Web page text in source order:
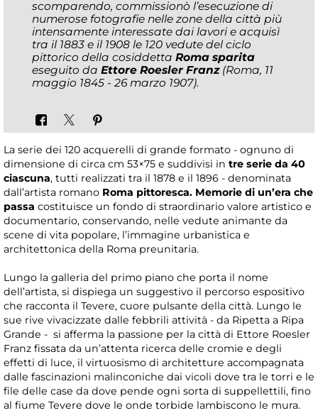
scomparendo, commissionò l’esecuzione di
numerose fotografie nelle zone della città più
intensamente interessate dai lavori e acquisì
tra il 1883 e il 1908 le 120 vedute del ciclo
pittorico della cosiddetta Roma sparita
eseguito da Ettore Roesler Franz(Roma, 11
maggio 1845 - 26 marzo 1907).
La serie dei 120 acquerelli di grande formato - ognuno di
dimensione di circa cm 53×75 e suddivisi in tre serie da 40
ciascuna, tutti realizzati tra il 1878 e il 1896 - denominata
dall’artista romano Roma pittoresca. Memorie di un’era che
passa costituisce un fondo di straordinario valore artistico e
documentario, conservando, nelle vedute animante da
scene di vita popolare, l’immagine urbanistica e
architettonica della Roma preunitaria.
Lungo la galleria del primo piano che porta il nome
dell’artista, si dispiega un suggestivo il percorso espositivo
che racconta il Tevere, cuore pulsante della città. Lungo le
sue rive vivacizzate dalle febbrili attività - da Ripetta a Ripa
Grande - si afferma la passione per la città di Ettore Roesler
Franz fissata da un’attenta ricerca delle cromie e degli
effetti di luce, il virtuosismo di architetture accompagnata
dalle fascinazioni malinconiche dai vicoli dove tra le torri e le
file delle case da dove pende ogni sorta di suppellettili, fino
al fiume Tevere dove le onde torbide lambiscono le mura.